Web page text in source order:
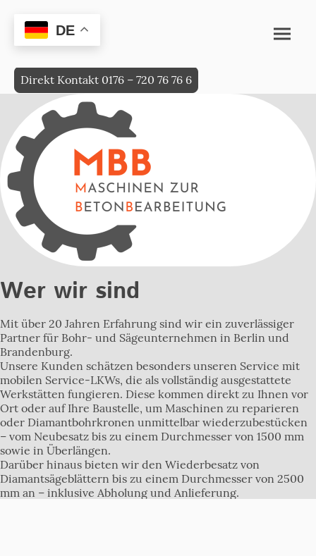
Direkt Kontakt 0176 – 720 76 76 6
Wer wir sind
Mit über 20 Jahren Erfahrung sind wir ein zuverlässiger
Partner für Bohr- und Sägeunternehmen in Berlin und
Brandenburg.
Unsere Kunden schätzen besonders unseren Service mit
mobilen Service-LKWs, die als vollständig ausgestattete
Werkstätten fungieren. Diese kommen direkt zu Ihnen vor
Ort oder auf Ihre Baustelle, um Maschinen zu reparieren
oder Diamantbohrkronen unmittelbar wiederzubestücken
– vom Neubesatz bis zu einem Durchmesser von 1500 mm
sowie in Überlängen.
Darüber hinaus bieten wir den Wiederbesatz von
Diamantsägeblättern bis zu einem Durchmesser von 2500
mm an – inklusive Abholung und Anlieferung.
DE